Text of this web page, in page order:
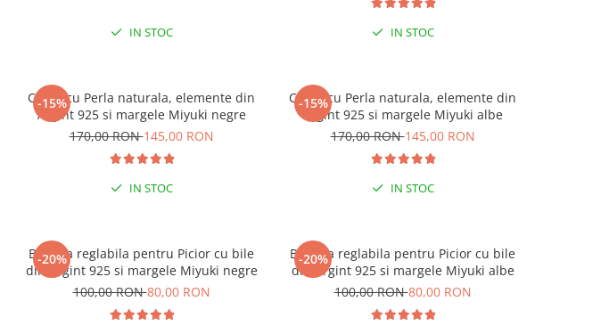
IN STOC IN STOC
-15%
-15% EXTRA REDUCERE CU CODUL
”VARA”
LA COMENZI DE MINIM 99 RON
Colier cu Perla naturala, elemente din
Argint 925 si margele Miyuki negre
170,00 RON145,00 RON
IN STOC
-15%
Colier cu Perla naturala, elemente din
Argint 925 si margele Miyuki albe
170,00 RON145,00 RON
IN STOC
-20%
Bratara reglabila pentru Picior cu bile
din Argint 925 si margele Miyuki negre
100,00 RON80,00 RON
-20%
Bratara reglabila pentru Picior cu bile
din Argint 925 si margele Miyuki albe
100,00 RON80,00 RON